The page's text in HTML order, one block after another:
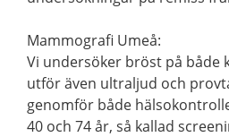
Mammografi Umeå:
Vi undersöker bröst på både
utför även ultraljud och
genomför både
40 och 74 år, så kallad